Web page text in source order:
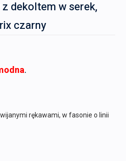
dekoltem w serek,
czarny
.
rękawami, w fasonie o linii